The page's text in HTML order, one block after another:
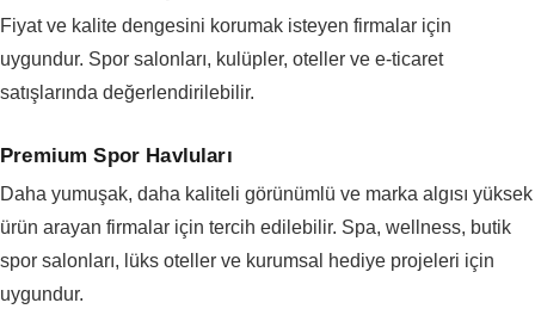
Fiyat ve kalite dengesini korumak isteyen firmalar için
uygundur. Spor salonları, kulüpler, oteller ve e-ticaret
satışlarında değerlendirilebilir.
Premium Spor Havluları
Daha yumuşak, daha kaliteli görünümlü ve marka algısı yüksek
ürün arayan firmalar için tercih edilebilir. Spa, wellness, butik
spor salonları, lüks oteller ve kurumsal hediye projeleri için
uygundur.